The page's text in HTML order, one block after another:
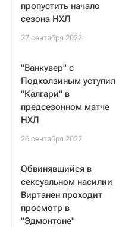
пропустить начало
сезона НХЛ
27 сентября 2022
"Ванкувер" с
Подколзиным уступил
"Калгари" в
предсезонном матче
НХЛ
26 сентября 2022
Обвинявшийся в
сексуальном насилии
Виртанен проходит
просмотр в
"Эдмонтоне"